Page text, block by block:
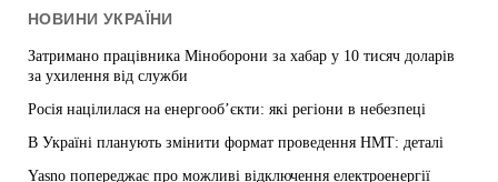
НОВИНИ УКРАЇНИ
Затримано працівника Міноборони за хабар у 10 тисяч доларів
за ухилення від служби
Росія націлилася на енергооб’єкти: які регіони в небезпеці
В Україні планують змінити формат проведення НМТ: деталі
Yasno попереджає про можливі відключення електроенергії